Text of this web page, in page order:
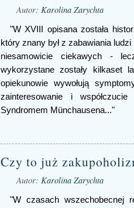
Autor: Karolina Zarychta
"W XVIII opisana została
który znany był z zabawiania
niesamowicie ciekawych -
wykorzystane zostały kilkaset
opiekunowie wywołują
zainteresowanie i
Syndromem Münchausena..."
Czy to już
Autor: Karolina Zarychta
"W czasach wszechobecnej